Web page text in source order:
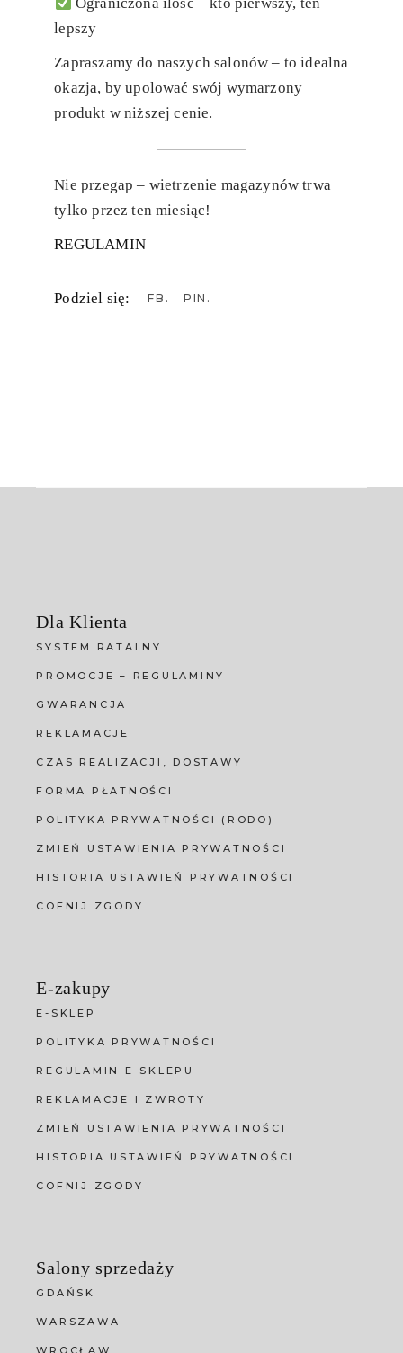
Ograniczona ilość – kto pierwszy, ten
lepszy
Zapraszamy do naszych salonów – to idealna
okazja, by upolować swój wymarzony
produkt w niższej cenie.
Nie przegap – wietrzenie magazynów trwa
tylko przez ten miesiąc!
REGULAMIN
Podziel się: FB PIN
Dla Klienta
SYSTEM RATALNY
PROMOCJE – REGULAMINY
GWARANCJA
REKLAMACJE
CZAS REALIZACJI, DOSTAWY
FORMA PŁATNOŚCI
POLITYKA PRYWATNOŚCI (RODO)
ZMIEŃ USTAWIENIA PRYWATNOŚCI
HISTORIA USTAWIEŃ PRYWATNOŚCI
COFNIJ ZGODY
E-zakupy
E-SKLEP
POLITYKA PRYWATNOŚCI
REGULAMIN E-SKLEPU
REKLAMACJE I ZWROTY
ZMIEŃ USTAWIENIA PRYWATNOŚCI
HISTORIA USTAWIEŃ PRYWATNOŚCI
COFNIJ ZGODY
Salony sprzedaży
GDAŃSK
WARSZAWA